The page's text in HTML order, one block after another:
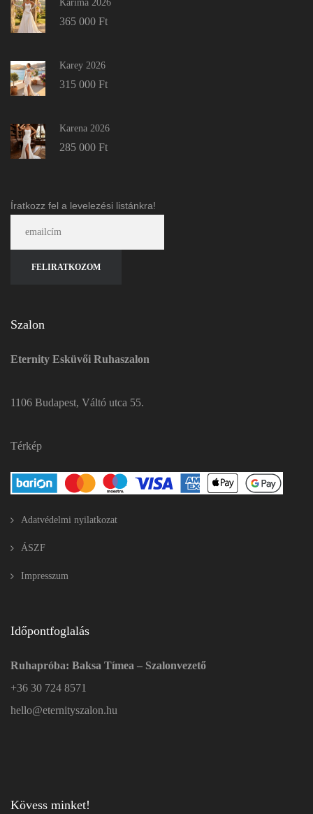
Karima 2026
365 000 Ft
Karey 2026
315 000 Ft
Karena 2026
285 000 Ft
Íratkozz fel a levelezési listánkra!
Szalon
Eternity Esküvői Ruhaszalon
1106 Budapest, Váltó utca 55.
Térkép
Adatvédelmi nyilatkozat
ÁSZF
Impresszum
Időpontfoglalás
Ruhapróba: Baksa Tímea – Szalonvezető
+36 30 724 8571
hello@eternityszalon.hu
Kövess minket!